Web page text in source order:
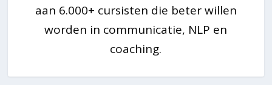
aan 6.000+ cursisten die beter willen
worden in communicatie, NLP en
coaching.